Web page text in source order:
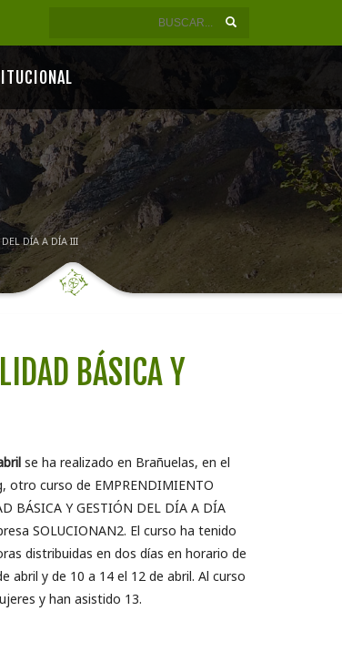
DÍA A DÍA III
BÁSICA Y
se ha realizado en Brañuelas, en el
otro curso de EMPRENDIMIENTO
BÁSICA Y GESTIÓN DEL DÍA A DÍA
SOLUCIONAN2. El curso ha tenido
distribuidas en dos días en horario de
abril y de 10 a 14 el 12 de abril. Al curso
y han asistido 13.